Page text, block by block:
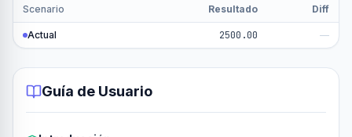
Scenario Resultado Diff
Actual 2500.00 —
Guía de Usuario